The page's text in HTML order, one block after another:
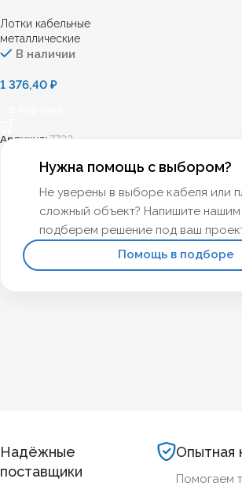
Лотки кабельные
металлические
В наличии
1 376,40 ₽
Артикул:7722
Нужна помощь с выбором?
Не уверены в выборе кабеля или
сложный объект? Напишите
подберем решение под ваш
Помощь в подборе
Надёжные
поставщики
Опытная
Помогаем